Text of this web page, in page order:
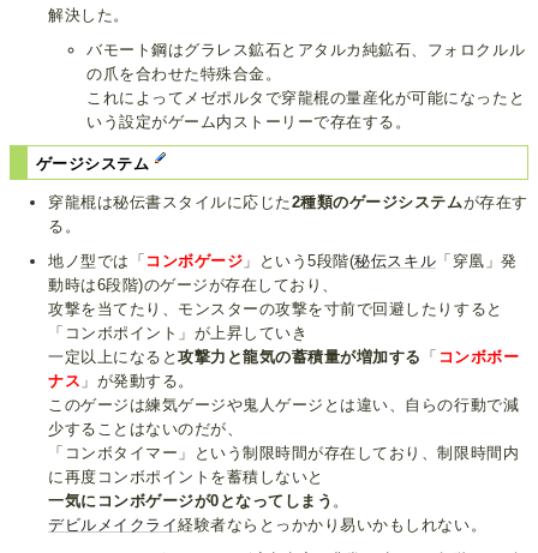
解決した。
バモート鋼はグラレス鉱石とアタルカ純鉱石、フォロクルル
の爪を合わせた特殊合金。
これによってメゼポルタで穿龍棍の量産化が可能になったと
いう設定がゲーム内ストーリーで存在する。
ゲージシステム
穿龍棍は秘伝書スタイルに応じた2種類のゲージシステムが存在す
る。
地ノ型では「 コンボゲージ 」という5段階(秘伝スキル 「穿凰」発
動時は6段階)のゲージが存在しており、
攻撃を当てたり、モンスターの攻撃を寸前で回避したりすると
「コンボポイント」が上昇していき
一定以上になると攻撃力と龍気の蓄積量が増加する 「 コンボボー
ナス 」が発動する。
このゲージは練気ゲージや鬼人ゲージとは違い、自らの行動で減
少することはないのだが、
「コンボタイマー」という制限時間が存在しており、制限時間内
に再度コンボポイントを蓄積しないと
一気にコンボゲージが0となってしまう 。
デビルメイクライ経験者ならとっかかり易いかもしれない。